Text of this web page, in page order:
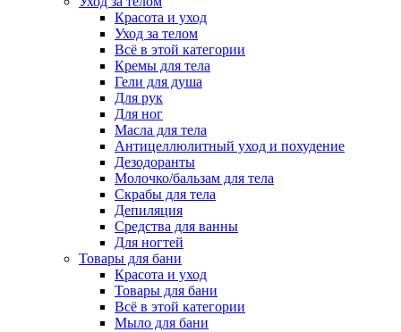
Красота и уход
Уход за телом
Всё в этой категории
Кремы для тела
Гели для душа
Для рук
Для ног
Масла для тела
Антицеллюлитный уход и похудение
Дезодоранты
Молочко/бальзам для тела
Скрабы для тела
Депиляция
Средства для ванны
Для ногтей
Товары для бани
Красота и уход
Товары для бани
Всё в этой категории
Мыло для бани